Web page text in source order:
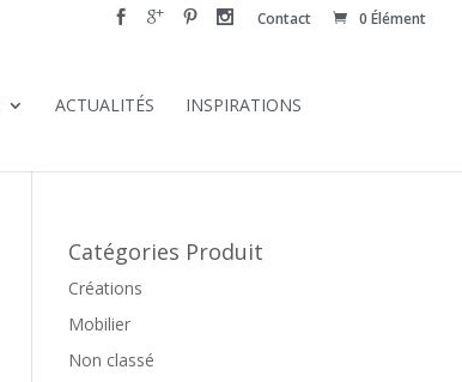
Contact 0 Élément
ACTUALITÉS INSPIRATIONS
Catégories Produit
Créations
Mobilier
Non classé